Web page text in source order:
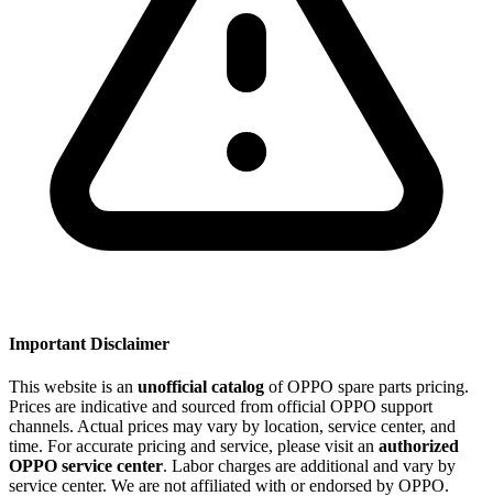
Important Disclaimer
This website is an unofficial catalog of OPPO spare parts pricing.
Prices are indicative and sourced from official OPPO support
channels. Actual prices may vary by location, service center, and
time. For accurate pricing and service, please visit an authorized
OPPO service center. Labor charges are additional and vary by
service center. We are not affiliated with or endorsed by OPPO.